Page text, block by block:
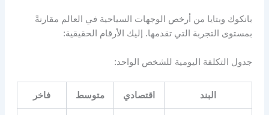
بانكوك وبتايا من أرخص الوجهات السياحية في العالم مقارنةً
بمستوى التجربة التي تقدمها. إليك الأرقام الحقيقية:
جدول التكلفة اليومية للشخص الواحد:
البند اقتصادي متوسط فاخر